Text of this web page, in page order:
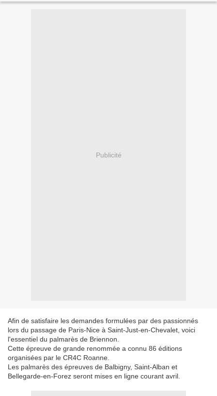
Publicité
Afin de satisfaire les demandes formulées par des passionnés
lors du passage de Paris-Nice à Saint-Just-en-Chevalet, voici
l'essentiel du palmarès de Briennon.
Cette épreuve de grande renommée a connu 86 éditions
organisées par le CR4C Roanne.
Les palmarès des épreuves de Balbigny, Saint-Alban et
Bellegarde-en-Forez seront mises en ligne courant avril.